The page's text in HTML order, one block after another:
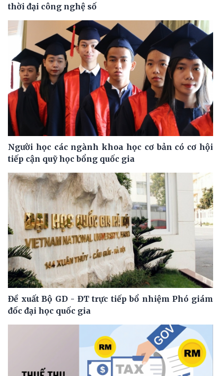
thời đại công nghệ số
Người học các ngành khoa học cơ bản có cơ hội
tiếp cận quỹ học bổng quốc gia
Đề xuất Bộ GD - ĐT trực tiếp bổ nhiệm Phó giám
đốc đại học quốc gia